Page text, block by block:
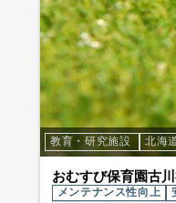
教育・研究施設 北海
おむすび保育園古
メンテナンス性向上